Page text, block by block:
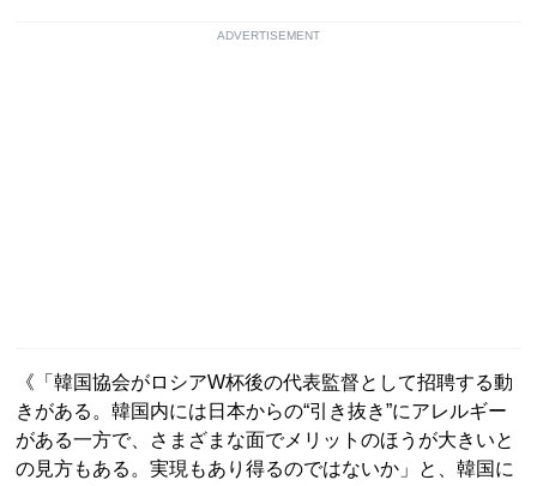
ADVERTISEMENT
《「韓国協会がロシアW杯後の代表監督として招聘する動
きがある。韓国内には日本からの“引き抜き”にアレルギー
がある一方で、さまざまな面でメリットのほうが大きいと
の見方もある。実現もあり得るのではないか」と、韓国に